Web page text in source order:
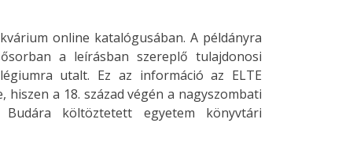
online katalógusában. A példányra
a leírásban szereplő tulajdonosi
utalt. Ez az információ az ELTE
a 18. század végén a nagyszombati
költöztetett egyetem könyvtári